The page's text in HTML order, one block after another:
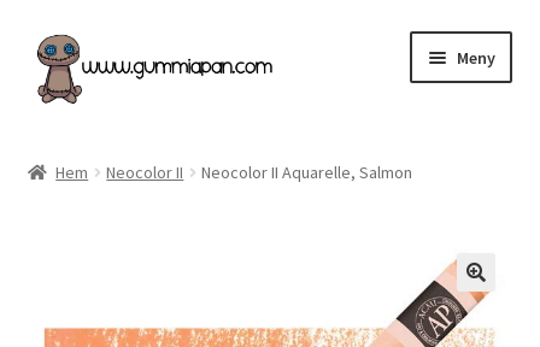
Hoppa
till
navigering
Hoppa
till
innehåll
Meny
Återförsäljare
Hem Neocolor II Neocolor II Aquarelle, Salmon